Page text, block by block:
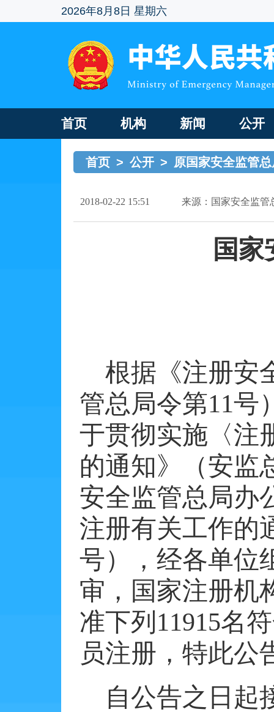
2026年8月8日 星期六
首页 机构 新闻 公开
首页 > 公开 > 原国家安全监管
2018-02-22 15:51 来源：国家安全监管
国
根据《注册安
管总局令第11号
于贯彻实施〈注
的通知》（安监
安全监管总局办
注册有关工作的
号），经各单位
审，国家注册机
准下列 11915名
员注册，特此公
自公告之日起